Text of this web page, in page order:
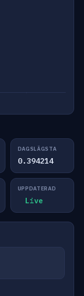
DAGSLÄGSTA
0.394214
UPPDATERAD
Live